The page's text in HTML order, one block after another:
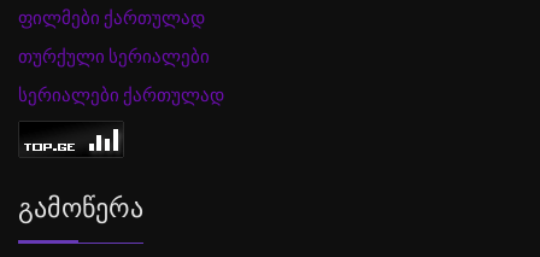
ფილმები ქართულად
თურქული სერიალები
სერიალები ქართულად
Გამოწერა